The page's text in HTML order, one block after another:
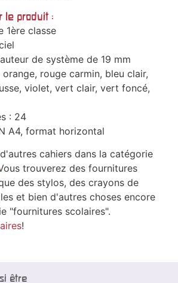
le produit :
1ère classe
de système de 19 mm
orange, rouge carmin, bleu clair,
violet, vert clair, vert foncé,
: 24
A4, format horizontal
cahiers dans la catégorie
trouverez des fournitures
des stylos, des crayons de
et bien d'autres choses encore
"fournitures scolaires".
!
être